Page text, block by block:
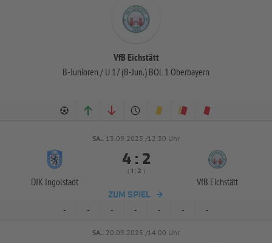
VfB Eichstätt
B-Junioren / U 17 (B-Jun.) BOL 1 Oberbayern
SA.. 13.09.2025 /12:30 Uhr
DJK Ingolstadt
 : 
(  :  )
VfB Eichstätt
ZUM SPIEL
- - - - - - -
SA.. 20.09.2025 /14:00 Uhr